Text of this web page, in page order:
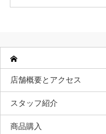
店舗概要とアクセス
スタッフ紹介
商品購入